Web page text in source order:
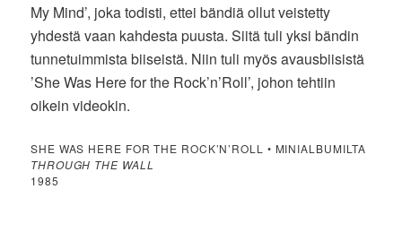
My Mind’, joka todisti, ettei bändiä ollut veistetty
yhdestä vaan kahdesta puusta. Siitä tuli yksi bändin
tunnetuimmista biiseistä. Niin tuli myös avausbiisistä
’She Was Here for the Rock’n’Roll’, johon tehtiin
oikein videokin.
SHE WAS HERE FOR THE ROCK’N’ROLL • MINIALBUMILTA
THROUGH THE WALL
1985